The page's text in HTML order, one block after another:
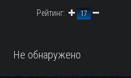
Рейтинг:
17
Не обнаружено